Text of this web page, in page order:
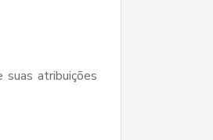
atribuições